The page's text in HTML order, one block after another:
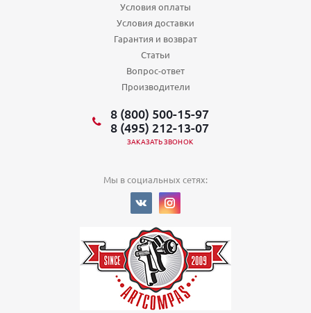
Условия оплаты
Условия доставки
Гарантия и возврат
Статьи
Вопрос-ответ
Производители
8 (800) 500-15-97
8 (495) 212-13-07
ЗАКАЗАТЬ ЗВОНОК
Мы в социальных сетях: